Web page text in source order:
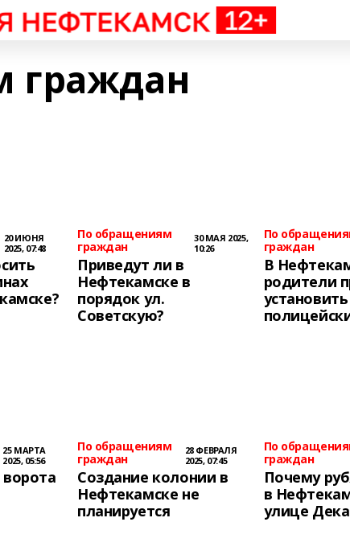
граждан
20 ИЮНЯ
2025, 07:48
По обращениям
граждан
30 МАЯ 2025,
10:26
Приведут ли в
Нефтекамске в
порядок ул.
Советскую?
По
граждан
В
родители
25 МАРТА
2025, 05:56
По обращениям
граждан
28 ФЕВРАЛЯ
2025, 07:45
Создание колонии в
Нефтекамске не
планируется
По
граждан
Почему
в
улице